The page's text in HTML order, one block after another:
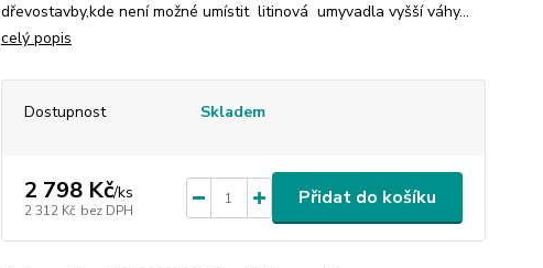
dřevostavby,kde není možné umístit litinová umyvadla vyšší váhy...
celý popis
Dostupnost Skladem
2 798 Kč/ks
2 312 Kč bez DPH
Přidat do košíku